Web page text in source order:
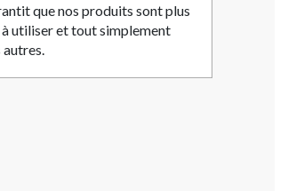
que nos produits sont plus
à utiliser et tout simplement
autres.